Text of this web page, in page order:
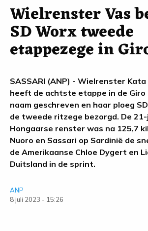
Wielrenster Vas
SD Worx tweede
etappezege in
SASSARI (ANP) - Wielrenster Kata
heeft de achtste etappe in de Giro
naam geschreven en haar ploeg
de tweede ritzege bezorgd. De
Hongaarse renster was na 125,7
Nuoro en Sassari op Sardinië de
de Amerikaanse Chloe Dygert en
Duitsland in de sprint.
ANP
8 juli 2023 - 15:26